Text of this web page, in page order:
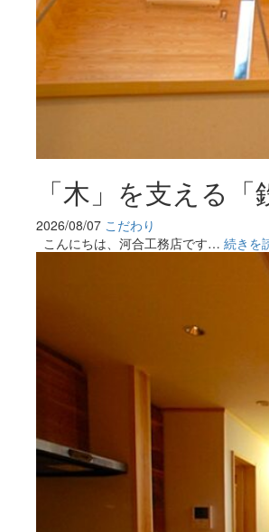
「木」を支える「
2026/08/07 こだわり
こんにちは、河合工務店です… 続きを